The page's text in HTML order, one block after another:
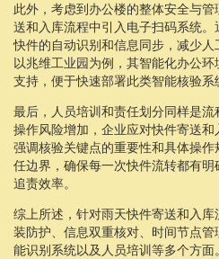
此外，考虑到办公楼的整体安全与
送和入库流程中引入电子扫码系统
快件的自动识别和信息同步，减少人
以兆维工业园为例，其智能化办公
支持，便于快速部署此类智能核验系
最后，人员培训和责任划分同样是
操作风险增加，企业应对快件寄送和
强调核验关键点的重要性和具体操
任边界，确保每一次快件流转都有
追责效率。
综上所述，针对雨天快件寄送和入
装防护、信息双重核对、时间节点
能识别系统以及人员培训等多个方面